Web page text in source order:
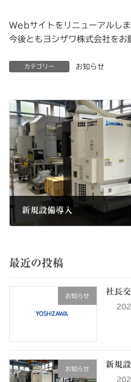
新
日
Webサイトをリニューアルしま
今後ともヨシザワ株式会社をお
カテゴリー お知らせ
新規設備導入
最近の投稿
お知らせ 社長
お知らせ 新規